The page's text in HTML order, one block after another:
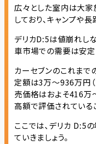
広々とした室内は大
しており、キャンプや
デリカD:5は値崩れし
車市場での需要は安定
カーセブンのこれまで
定額は3万〜936万円
売価格はおよそ416万
高額で評価されている
ここでは、デリカ D:5
ていきましょう。